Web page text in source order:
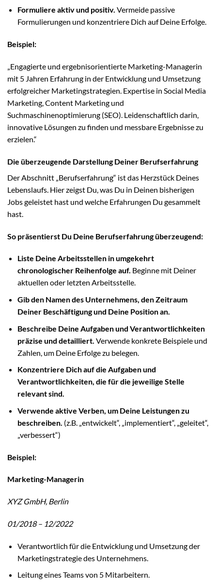
Formuliere aktiv und positiv. Vermeide passive
Formulierungen und konzentriere Dich auf Deine Erfolge.
Beispiel:
„Engagierte und ergebnisorientierte Marketing-Managerin
mit 5 Jahren Erfahrung in der Entwicklung und Umsetzung
erfolgreicher Marketingstrategien. Expertise in Social Media
Marketing, Content Marketing und
Suchmaschinenoptimierung (SEO). Leidenschaftlich darin,
innovative Lösungen zu finden und messbare Ergebnisse zu
erzielen.“
Die überzeugende Darstellung Deiner Berufserfahrung
Der Abschnitt „Berufserfahrung“ ist das Herzstück Deines
Lebenslaufs. Hier zeigst Du, was Du in Deinen bisherigen
Jobs geleistet hast und welche Erfahrungen Du gesammelt
hast.
So präsentierst Du Deine Berufserfahrung überzeugend:
Liste Deine Arbeitsstellen in umgekehrt
chronologischer Reihenfolge auf. Beginne mit Deiner
aktuellen oder letzten Arbeitsstelle.
Gib den Namen des Unternehmens, den Zeitraum
Deiner Beschäftigung und Deine Position an.
Beschreibe Deine Aufgaben und Verantwortlichkeiten
präzise und detailliert. Verwende konkrete Beispiele und
Zahlen, um Deine Erfolge zu belegen.
Konzentriere Dich auf die Aufgaben und
Verantwortlichkeiten, die für die jeweilige Stelle
relevant sind.
Verwende aktive Verben, um Deine Leistungen zu
beschreiben. (z.B. „entwickelt“, „implementiert“, „geleitet“,
„verbessert“)
Beispiel:
Marketing-Managerin
XYZ GmbH, Berlin
01/2018 – 12/2022
Verantwortlich für die Entwicklung und Umsetzung der
Marketingstrategie des Unternehmens.
Leitung eines Teams von 5 Mitarbeitern.